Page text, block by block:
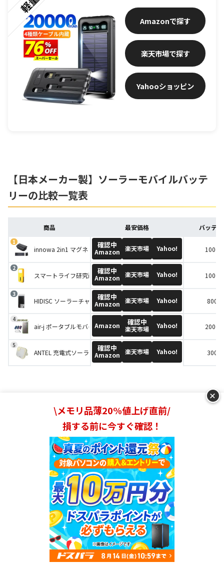
ランキングを見る
楽天市場
Amazon
Yahooショッピン
【日本メーカー製】ソーラーモバイルバッテ
リーの比較一覧表
商品 最安価格 バッテ
innowa 2in1 マグネット式ワイヤレス充電セット
確認中
Amazon 楽天市場 Yahoo!
スマートライフ研究所 モバイルバッテリー どこでもエナジー
確認中
Amazon 楽天市場 Yahoo!
HIDISC ソーラーチャージャー
確認中
Amazon 楽天市場 Yahoo!
air-j ポータブルモバイルソーラーバッテリー
Amazon 確認中
楽天市場 Yahoo!
ANTEL 充電式ソーラーパネルランタン
確認中
Amazon 楽天市場 Yahoo!
【日本メーカー製】ソーラーモバイルバッテ
リーおすすめ人気ランキング5選
innowa 2in1 マグネッ
ト式ワイヤレス充電セ
ット
innowa(イノワ)
Amazon
+
\メモリ品薄20%値上げ直前/
損する前に今すぐ確認！